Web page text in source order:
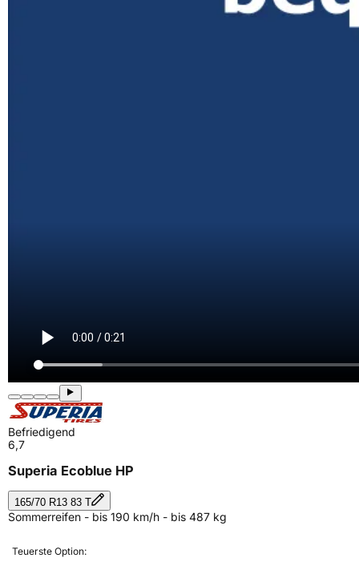
Befriedigend
6,7
Superia Ecoblue HP
165/70 R13 83 T
Sommerreifen - bis 190 km/h - bis 487 kg
Teuerste Option: